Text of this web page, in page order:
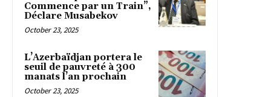
Commence par un Train”,
Déclare Musabekov
October 23, 2025
L’Azerbaïdjan portera le
seuil de pauvreté à 300
manats l’an prochain
October 23, 2025